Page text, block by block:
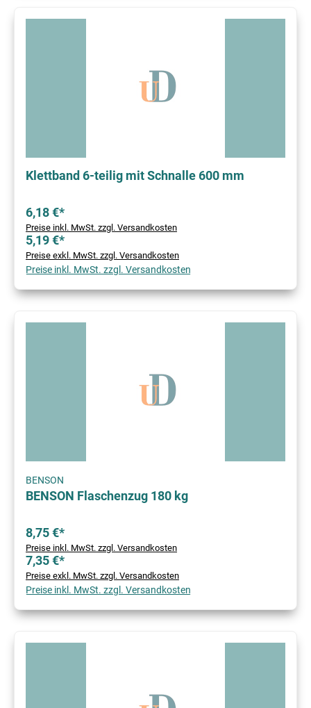
Klettband 6-teilig mit Schnalle 600 mm
6,18 €*
Preise inkl. MwSt. zzgl. Versandkosten
5,19 €*
Preise exkl. MwSt. zzgl. Versandkosten
Preise inkl. MwSt. zzgl. Versandkosten
BENSON
BENSON Flaschenzug 180 kg
8,75 €*
Preise inkl. MwSt. zzgl. Versandkosten
7,35 €*
Preise exkl. MwSt. zzgl. Versandkosten
Preise inkl. MwSt. zzgl. Versandkosten